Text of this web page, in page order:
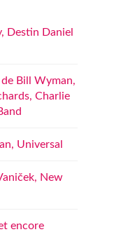
Destin Daniel
Bill Wyman,
Charlie
Universal
New
encore